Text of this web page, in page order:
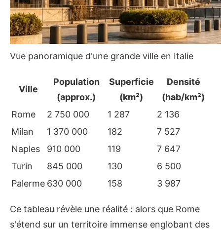
Vue panoramique d'une grande ville en Italie
Ville
Population
(approx.)
Superficie
(km²)
Densité
(hab/km²)
Rome
2 750 000 1 287
2 136
Milan
1 370 000 182
7 527
Naples
910 000 119
7 647
Turin
845 000 130
6 500
Palerme 630 000 158 3 987
Ce tableau révèle une réalité : alors que Rome
s'étend sur un territoire immense englobant des